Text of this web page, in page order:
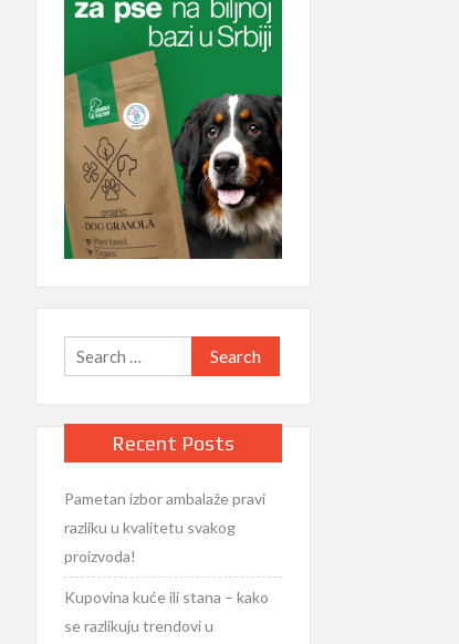
Search
for:
Recent Posts
Pametan izbor ambalaže pravi
razliku u kvalitetu svakog
proizvoda!
Kupovina kuće ili stana – kako
se razlikuju trendovi u